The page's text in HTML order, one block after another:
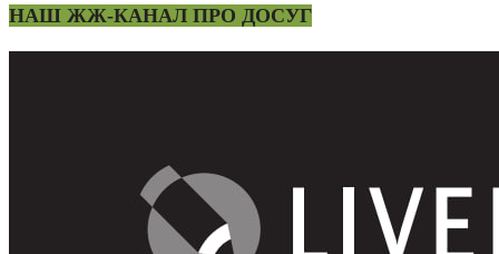
НАШ ЖЖ-КАНАЛ ПРО ДОСУГ